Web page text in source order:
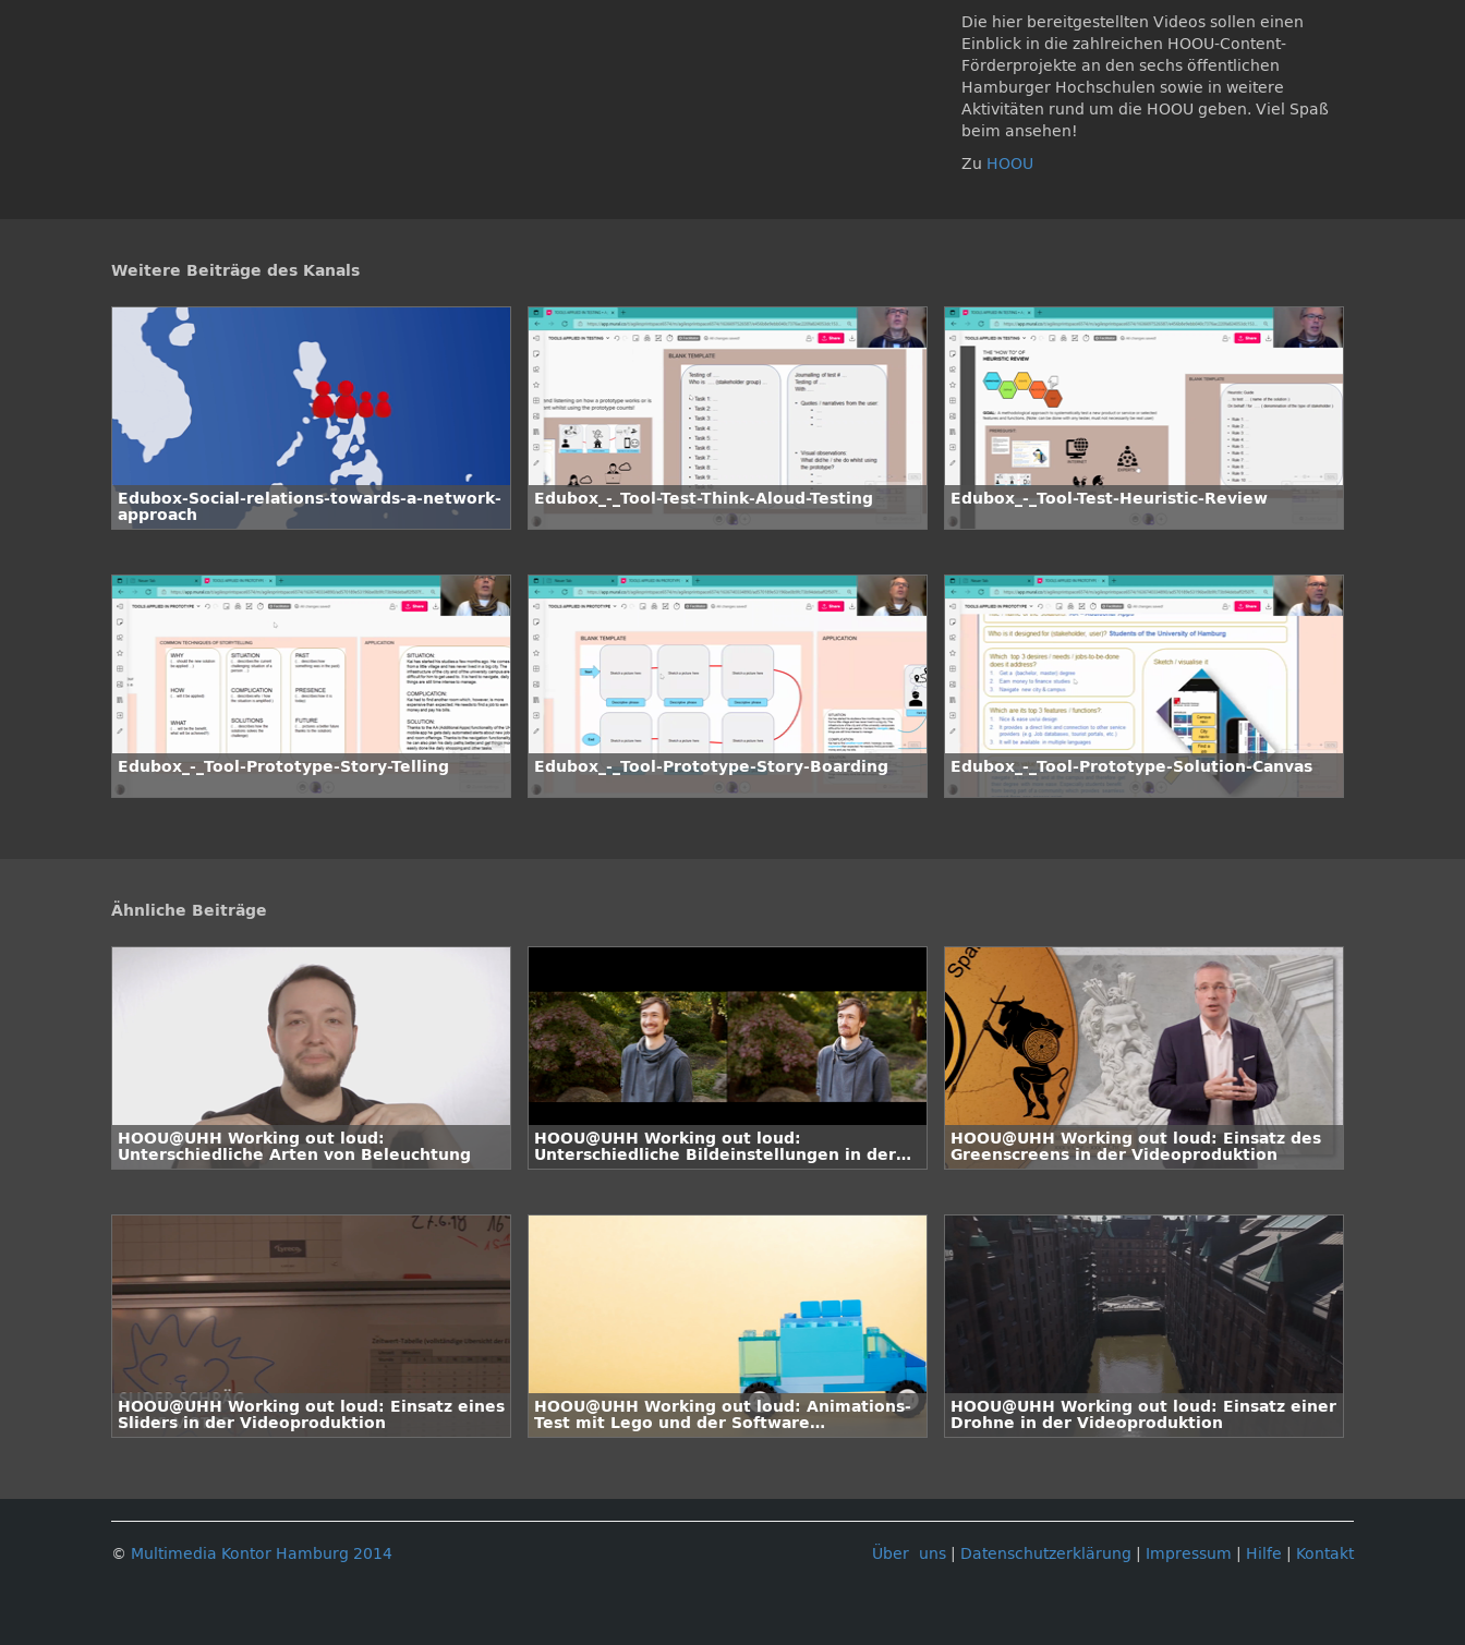
Die hier bereitgestellten Videos sollen einen
Einblick in die zahlreichen HOOU-Content-
Förderprojekte an den sechs öffentlichen
Hamburger Hochschulen sowie in weitere
Aktivitäten rund um die HOOU geben. Viel Spaß
beim ansehen!
Zu HOOU
Weitere Beiträge des Kanals
Edubox-Social-relations-towards-a-network-
approach
Edubox_-_Tool-Test-Think-Aloud-Testing Edubox_-_Tool-Test-Heuristic-Review
Edubox_-_Tool-Prototype-Story-Telling Edubox_-_Tool-Prototype-Story-Boarding Edubox_-_Tool-Prototype-Solution-Canvas
Ähnliche Beiträge
HOOU@UHH Working out loud:
Unterschiedliche Arten von Beleuchtung
HOOU@UHH Working out loud:
Unterschiedliche Bildeinstellungen in der
Videoproduktion (Tiefenschärfe)
HOOU@UHH Working out loud: Einsatz des
Greenscreens in der Videoproduktion
HOOU@UHH Working out loud: Einsatz eines
Sliders in der Videoproduktion
HOOU@UHH Working out loud: Animations-
Test mit Lego und der Software
Dragonframe
HOOU@UHH Working out loud: Einsatz einer
Drohne in der Videoproduktion
Über uns Datenschutzerklärung Impressum Hilfe Kontakt
© Multimedia Kontor Hamburg 2014